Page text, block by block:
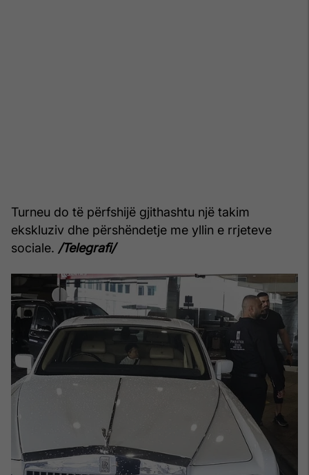
Turneu do të përfshijë gjithashtu një takim
ekskluziv dhe përshëndetje me yllin e rrjeteve
sociale. /Telegrafi/